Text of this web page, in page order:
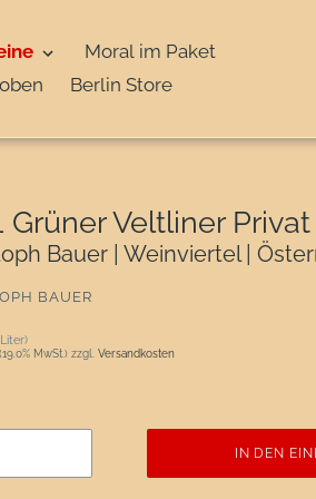
Moral im Paket
Berlin Store
Grüner Veltliner Privat
Bauer | Weinviertel |
BAUER
Preis
(19.0% MwSt.) zzgl. Versandkosten
IN DEN